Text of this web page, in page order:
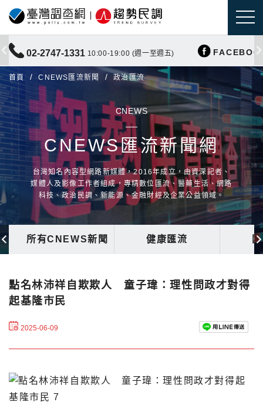
02-2747-1331 10:00-19:00 (週一至週五)
首頁 CNEWS匯流新聞 政治匯流
CNEWS
CNEWS匯流新聞網
台灣知名內容型網路新媒體，2016年成立，由資深記者、
媒體人及影像工作者組成，專精數位匯流、醫藥生活、網路
科技、政治民調、新能源、金融財經及企業公益領域。
所有CNEWS新聞 健康匯流
點名林沛祥自欺欺人 童子瑋：理性問政才對得
起基隆市民
2025-06-09